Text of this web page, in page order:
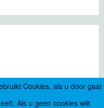
Cookies, als u door gaat
Als u geen cookies wilt